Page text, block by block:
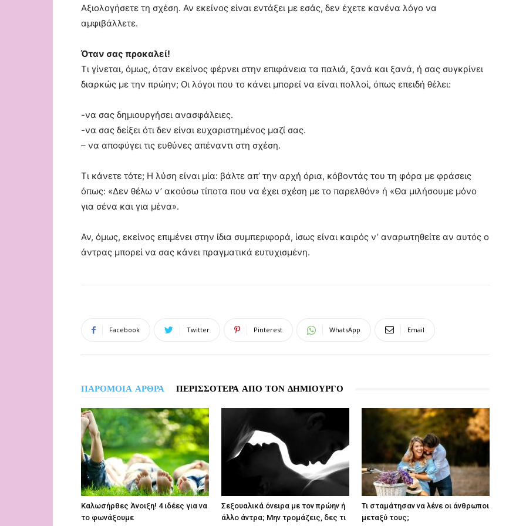
Αξιολογήσετε τη σχέση. Αν εκείνος είναι εντάξει με εσάς, δεν έχετε κανένα λόγο να
αμφιβάλλετε.
Όταν σας προκαλεί!
Τι γίνεται, όμως, όταν εκείνος φέρνει στην επιφάνεια τα παλιά, ξανά και ξανά, ή σας συγκρίνει
διαρκώς με την πρώην; Οι λόγοι που το κάνει μπορεί να είναι πολλοί, όπως επειδή θέλει:
-να σας δημιουργήσει ανασφάλειες.
-να σας δείξει ότι δεν είναι ευχαριστημένος μαζί σας.
– να αποφύγει τις ευθύνες απέναντι στη σχέση.
Τι κάνετε τότε; Η λύση είναι μία: βάλτε απ’ την αρχή όρια, κόβοντάς του τη φόρα με φράσεις
όπως: «Δεν θέλω ν’ ακούσω τίποτα που να έχει σχέση με το παρελθόν» ή «Θα μιλήσουμε μόνο
για σένα και για μένα».
Αν, όμως, εκείνος επιμένει στην ίδια συμπεριφορά, ίσως είναι καιρός ν’ αναρωτηθείτε αν αυτός ο
άντρας μπορεί να σας κάνει πραγματικά ευτυχισμένη.
Facebook Twitter Pinterest WhatsApp Email
ΠΑΡΟΜΟΙΑ ΑΡΘΡΑ ΠΕΡΙΣΣΟΤΕΡΑ ΑΠΟ ΤΟΝ ΔΗΜΙΟΥΡΓΟ
Καλωσήρθες Άνοιξη! 4 ιδέες για να
το φωνάξουμε
Σεξουαλικά όνειρα με τον πρώην ή
άλλο άντρα; Μην τρομάζεις, δες τι
Τι σταμάτησαν να λένε οι άνθρωποι
μεταξύ τους;